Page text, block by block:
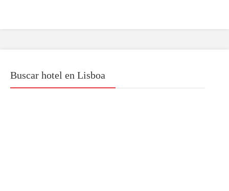
Buscar hotel en Lisboa